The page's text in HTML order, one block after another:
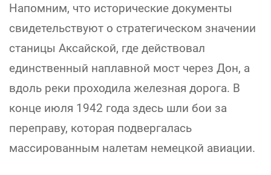
Напомним, что исторические документы
свидетельствуют о стратегическом значении
станицы Аксайской, где действовал
единственный наплавной мост через Дон, а
вдоль реки проходила железная дорога. В
конце июля 1942 года здесь шли бои за
переправу, которая подвергалась
массированным налетам немецкой авиации.